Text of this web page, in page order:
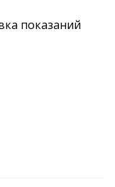
показаний